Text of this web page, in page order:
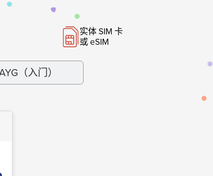
实体 SIM 卡
或 eSIM
（入门）